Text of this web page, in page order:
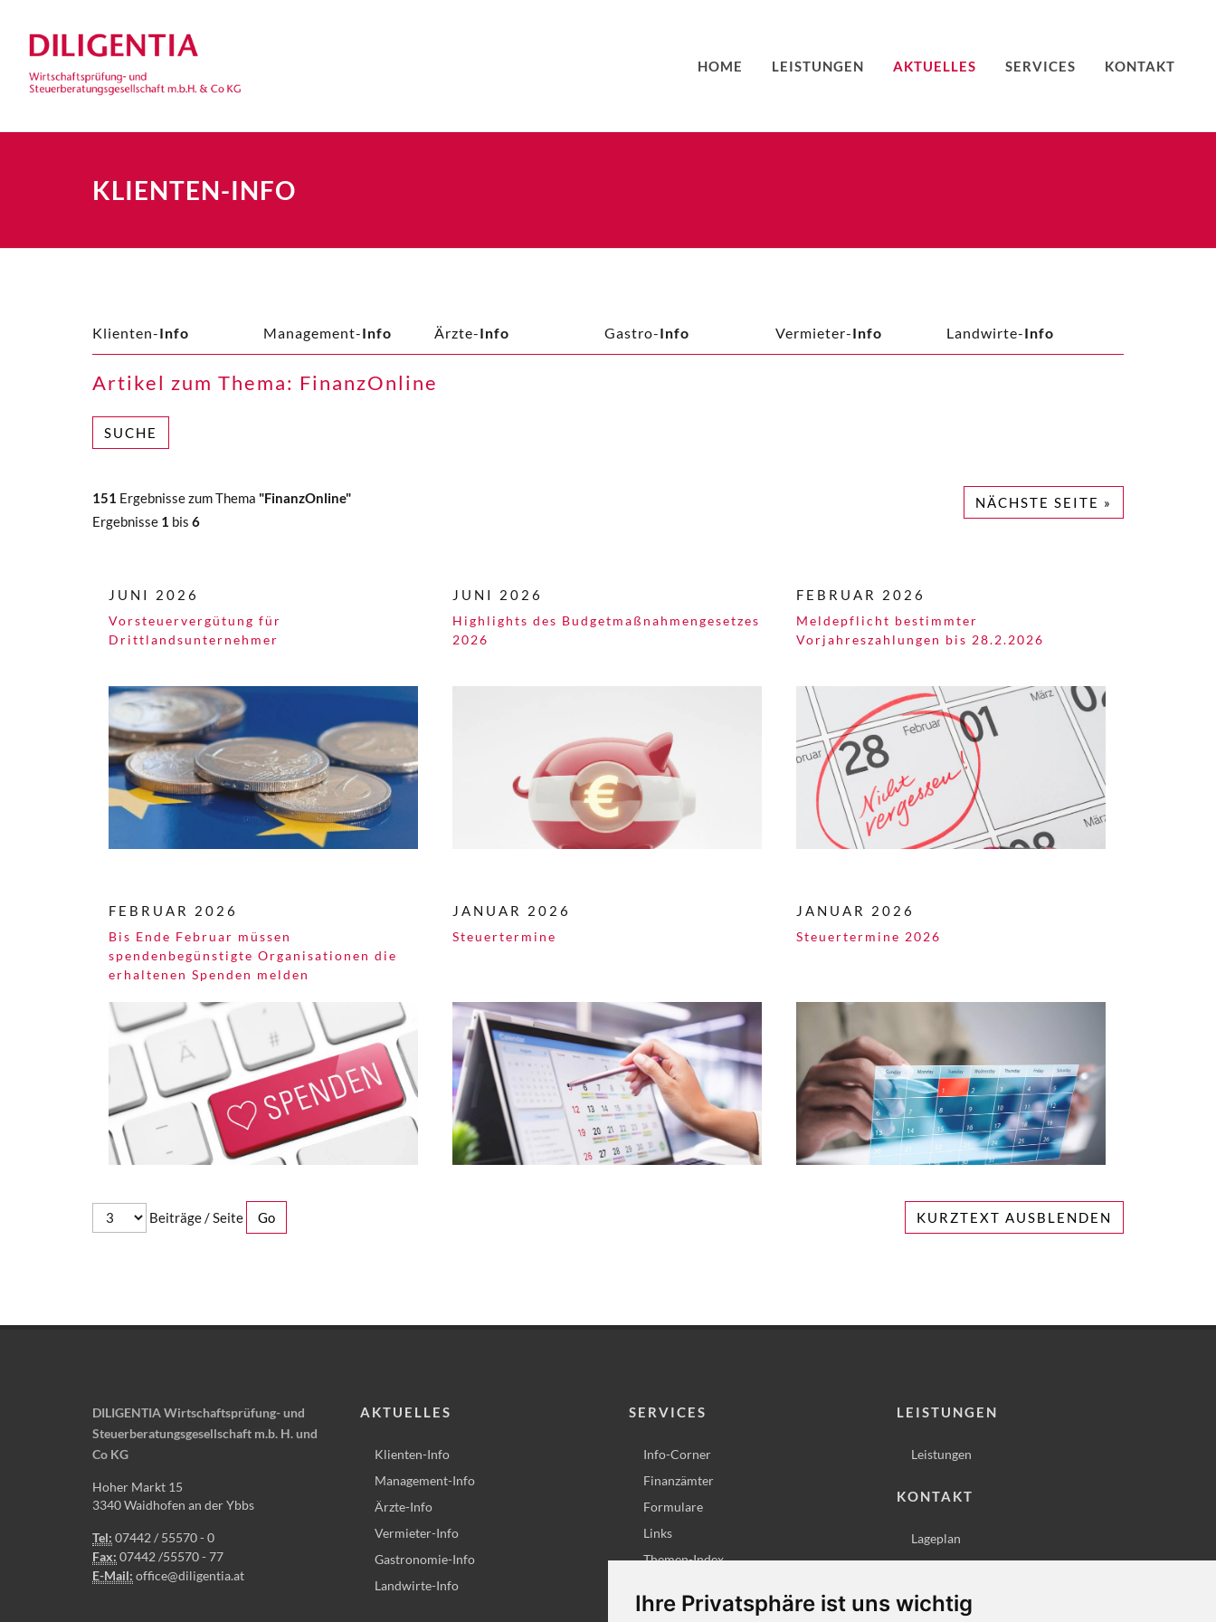
Ihre Privatsphäre ist uns wichtig
HOME LEISTUNGEN AKTUELLES SERVICES KONTAKT
KLIENTEN-INFO
Klienten-Info Management-Info Ärzte-Info Gastro-Info Vermieter-Info Landwirte-Info
Artikel zum Thema: FinanzOnline
SUCHE
151 Ergebnisse zum Thema "FinanzOnline"
Ergebnisse 1 bis 6
NÄCHSTE SEITE »
JUNI 2026
Vorsteuervergütung für
Drittlandsunternehmer
JUNI 2026
Highlights des Budgetmaßnahmen​­gesetzes
2026
FEBRUAR 2026
Meldepflicht bestimmter
Vorjahreszahlungen bis 28.2.2026
FEBRUAR 2026
Bis Ende Februar müssen
spendenbegünstigte Organisationen die
erhaltenen Spenden melden
JANUAR 2026
Steuertermine
JANUAR 2026
Steuertermine 2026
Beiträge / Seite KURZTEXT AUSBLENDEN
DILIGENTIA Wirtschaftsprüfung- und
Steuerberatungsgesellschaft m.b. H. und
Co KG
Hoher Markt 15
3340 Waidhofen an der Ybbs
Tel: 07442 / 55570 - 0
Fax: 07442 /55570 - 77
E-Mail: office@diligentia.at
AKTUELLES
Klienten-Info
Management-Info
Ärzte-Info
Vermieter-Info
Gastronomie-Info
Landwirte-Info
SERVICES
Info-Corner
Finanzämter
Formulare
Links
Themen-Index
LEISTUNGEN
Leistungen
KONTAKT
Lageplan
Impressum
Datenschutz
Cookie-Einstellungen